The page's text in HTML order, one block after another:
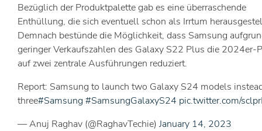
Bezüglich der Produktpalette gab es eine überraschende
Enthüllung, die sich eventuell schon als Irrtum
Demnach bestünde die Möglichkeit, dass Samsung
geringer Verkaufszahlen des Galaxy S22 Plus die 2024er-
auf zwei zentrale Ausführungen reduziert.
Report: Samsung to launch two Galaxy S24 models
three#Samsung #SamsungGalaxyS24 pic.twitter.com/
— Anuj Raghav (@RaghavTechie)January 14, 2023